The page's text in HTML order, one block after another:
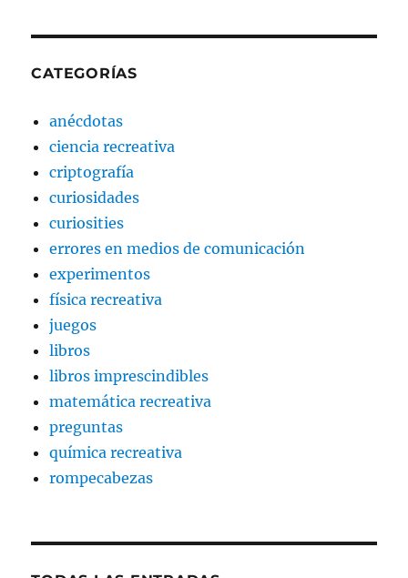
CATEGORÍAS
anécdotas
ciencia recreativa
criptografía
curiosidades
curiosities
errores en medios de comunicación
experimentos
física recreativa
juegos
libros
libros imprescindibles
matemática recreativa
preguntas
química recreativa
rompecabezas